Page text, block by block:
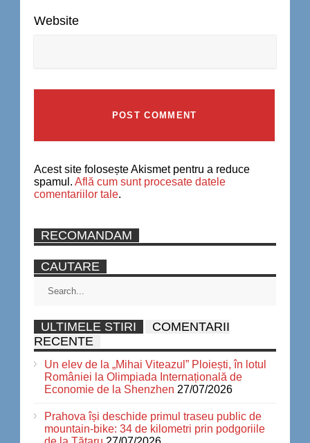
Website
Acest site folosește Akismet pentru a reduce
spamul. Află cum sunt procesate datele
comentariilor tale.
RECOMANDAM
CAUTARE
ULTIMELE STIRI
COMENTARII
RECENTE
Un elev de la „Mihai Viteazul” Ploiești, în lotul
României la Olimpiada Internațională de
Economie de la Shenzhen 27/07/2026
Prahova își deschide primul traseu public de
mountain-bike: 34 de kilometri prin podgoriile